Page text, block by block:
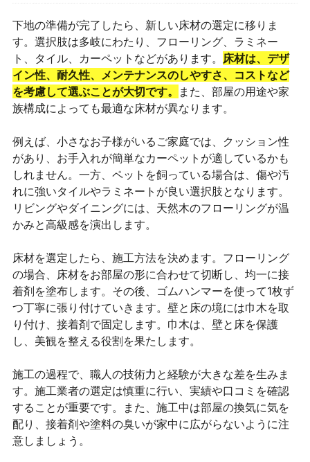
下地の準備が完了したら、新しい床材の選定に移りま
す。選択肢は多岐にわたり、フローリング、ラミネー
ト、タイル、カーペットなどがあります。 床材は、デザ
イン性、耐久性、メンテナンスのしやすさ、コストなど
を考慮して選ぶことが大切です。
また、部屋の用途や家
族構成によっても最適な床材が異なります。
例えば、小さなお子様がいるご家庭では、クッション性
があり、お手入れが簡単なカーペットが適しているかも
しれません。一方、ペットを飼っている場合は、傷や汚
れに強いタイルやラミネートが良い選択肢となります。
リビングやダイニングには、天然木のフローリングが温
かみと高級感を演出します。
床材を選定したら、施工方法を決めます。フローリング
の場合、床材をお部屋の形に合わせて切断し、均一に接
着剤を塗布します。その後、ゴムハンマーを使って1枚ず
つ丁寧に張り付けていきます。壁と床の境には巾木を取
り付け、接着剤で固定します。巾木は、壁と床を保護
し、美観を整える役割を果たします。
施工の過程で、職人の技術力と経験が大きな差を生みま
す。施工業者の選定は慎重に行い、実績や口コミを確認
することが重要です。また、施工中は部屋の換気に気を
配り、接着剤や塗料の臭いが家中に広がらないように注
意しましょう。